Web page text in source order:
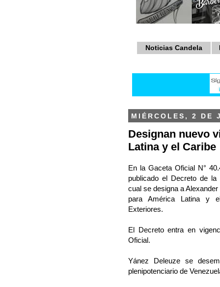
Noticias Candela
MIÉRCOLES, 2 DE
Designan nuevo
Latina y el Caribe
En la Gaceta Oficial N°
publicado el Decreto de
cual se designa a
para América Latina y
Exteriores.
El Decreto entra en
Oficial.
Yánez Deleuze se
plenipotenciario de